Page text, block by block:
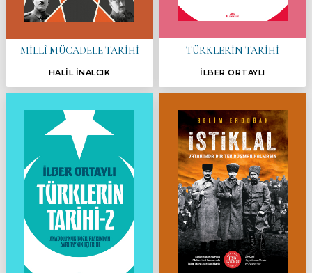
MİLLÎ MÜCADELE TARİHİ
HALİL İNALCIK
TÜRKLERİN TARİHİ
İLBER ORTAYLI